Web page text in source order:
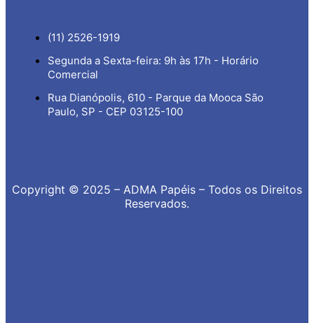
(11) 2526-1919
Segunda a Sexta-feira: 9h às 17h - Horário
Comercial
Rua Dianópolis, 610 - Parque da Mooca São
Paulo, SP - CEP 03125-100
Copyright © 2025 – ADMA Papéis – Todos os Direitos
Reservados.